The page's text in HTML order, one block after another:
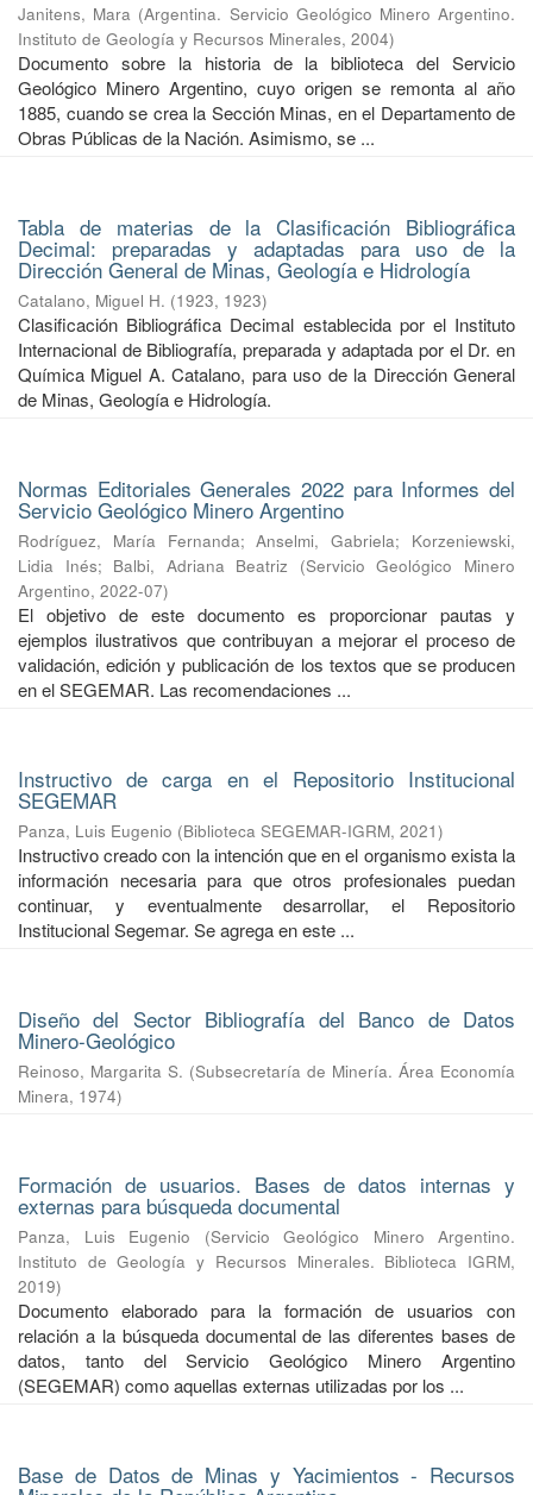
Janitens, Mara (Argentina. Servicio Geológico Minero Argentino.
Instituto de Geología y Recursos Minerales, 2004)
Documento sobre la historia de la biblioteca del Servicio
Geológico Minero Argentino, cuyo origen se remonta al año
1885, cuando se crea la Sección Minas, en el Departamento de
Obras Públicas de la Nación. Asimismo, se ...
Tabla de materias de la Clasificación Bibliográfica
Decimal: preparadas y adaptadas para uso de la
Dirección General de Minas, Geología e Hidrología
Catalano, Miguel H. (1923, 1923)
Clasificación Bibliográfica Decimal establecida por el Instituto
Internacional de Bibliografía, preparada y adaptada por el Dr. en
Química Miguel A. Catalano, para uso de la Dirección General
de Minas, Geología e Hidrología.
Normas Editoriales Generales 2022 para Informes del
Servicio Geológico Minero Argentino
Rodríguez, María Fernanda;Anselmi, Gabriela; Korzeniewski,
Lidia Inés; Balbi, Adriana Beatriz (Servicio Geológico Minero
Argentino, 2022-07)
El objetivo de este documento es proporcionar pautas y
ejemplos ilustrativos que contribuyan a mejorar el proceso de
validación, edición y publicación de los textos que se producen
en el SEGEMAR. Las recomendaciones ...
Instructivo de carga en el Repositorio Institucional
SEGEMAR
Panza, Luis Eugenio (Biblioteca SEGEMAR-IGRM, 2021)
Instructivo creado con la intención que en el organismo exista la
información necesaria para que otros profesionales puedan
continuar, y eventualmente desarrollar, el Repositorio
Institucional Segemar. Se agrega en este ...
Diseño del Sector Bibliografía del Banco de Datos
Minero-Geológico
Reinoso, Margarita S. (Subsecretaría de Minería. Área Economía
Minera, 1974)
Formación de usuarios. Bases de datos internas y
externas para búsqueda documental
Panza, Luis Eugenio (Servicio Geológico Minero Argentino.
Instituto de Geología y Recursos Minerales. Biblioteca IGRM,
2019)
Documento elaborado para la formación de usuarios con
relación a la búsqueda documental de las diferentes bases de
datos, tanto del Servicio Geológico Minero Argentino
(SEGEMAR) como aquellas externas utilizadas por los ...
Base de Datos de Minas y Yacimientos - Recursos